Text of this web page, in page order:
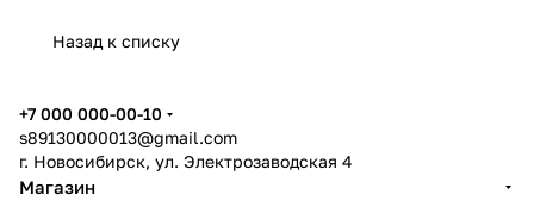
Назад к списку
+7 000 000-00-10
s89130000013@gmail.com
г. Новосибирск, ул. Электрозаводская 4
Магазин